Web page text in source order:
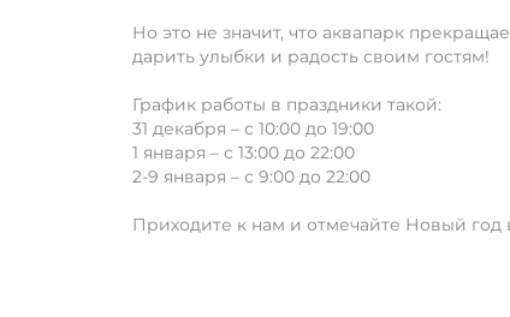
Но это не значит, что аквапарк
дарить улыбки и радость своим гостям!
График работы в праздники такой:
31 декабря – с 10:00 до 19:00
1 января – с 13:00 до 22:00
2-9 января – с 9:00 до 22:00
Приходите к нам и отмечайте Новый год